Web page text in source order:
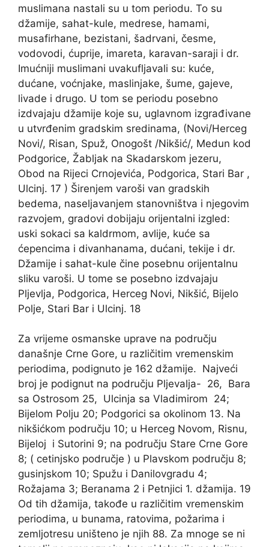
muslimana nastali su u tom periodu. To su
džamije, sahat-kule, medrese, hamami,
musafirhane, bezistani, šadrvani, česme,
vodovodi, ćuprije, imareta, karavan-saraji i dr.
Imućniji muslimani uvakufljavali su: kuće,
dućane, voćnjake, maslinjake, šume, gajeve,
livade i drugo. U tom se periodu posebno
izdvajaju džamije koje su, uglavnom izgrađivane
u utvrđenim gradskim sredinama, (Novi/Herceg
Novi/, Risan, Spuž, Onogošt /Nikšić/, Medun kod
Podgorice, Žabljak na Skadarskom jezeru,
Obod na Rijeci Crnojevića, Podgorica, Stari Bar ,
Ulcinj. 17 ) Širenjem varoši van gradskih
bedema, naseljavanjem stanovništva i njegovim
razvojem, gradovi dobijaju orijentalni izgled:
uski sokaci sa kaldrmom, avlije, kuće sa
ćepencima i divanhanama, dućani, tekije i dr.
Džamije i sahat-kule čine posebnu orijentalnu
sliku varoši. U tome se posebno izdvajaju
Pljevlja, Podgorica, Herceg Novi, Nikšić, Bijelo
Polje, Stari Bar i Ulcinj. 18
Za vrijeme osmanske uprave na području
današnje Crne Gore, u različitim vremenskim
periodima, podignuto je 162 džamije. Najveći
broj je podignut na području Pljevalja- 26, Bara
sa Ostrosom 25, Ulcinja sa Vladimirom 24;
Bijelom Polju 20; Podgorici sa okolinom 13. Na
nikšićkom području 10; u Herceg Novom, Risnu,
Bijeloj i Sutorini 9; na području Stare Crne Gore
8; ( cetinjsko područje ) u Plavskom području 8;
gusinjskom 10; Spužu i Danilovgradu 4;
Rožajama 3; Beranama 2 i Petnjici 1. džamija. 19
Od tih džamija, takođe u različitim vremenskim
periodima, u bunama, ratovima, požarima i
zemljotresu uništeno je njih 88. Za mnoge se ni